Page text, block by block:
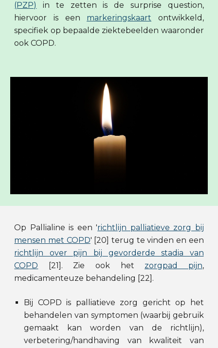
(PZP)
in te zetten is de surprise question,
hiervoor is een markeringskaart ontwikkeld,
specifiek op bepaalde ziektebeelden waaronder
ook COPD.
Op Pallialine is een 'richtlijn palliatieve zorg bij
mensen met COPD' [20] terug te vinden en een
richtlijn over pijn bij gevorderde stadia van
COPD [21] . Zie ook het zorgpad pijn,
medicamenteuze behandeling [22].
Bij COPD is palliatieve zorg gericht op het
behandelen van symptomen (waarbij gebruik
gemaakt kan worden van de richtlijn),
verbetering/handhaving van kwaliteit van